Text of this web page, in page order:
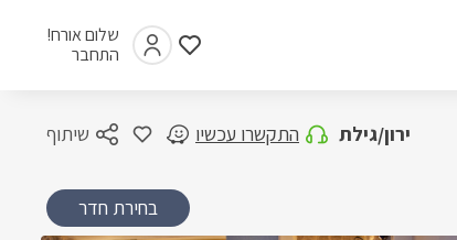
שלום אורח!
התחבר
שיתוף ירון/גילת התקשרו עכשיו
בחירת חדר